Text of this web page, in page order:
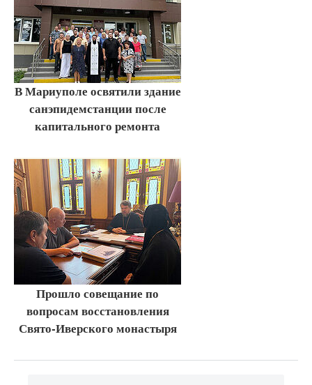
В Мариуполе освятили здание
санэпидемстанции после
капитального ремонта
Прошло совещание по
вопросам восстановления
Свято-Иверского монастыря